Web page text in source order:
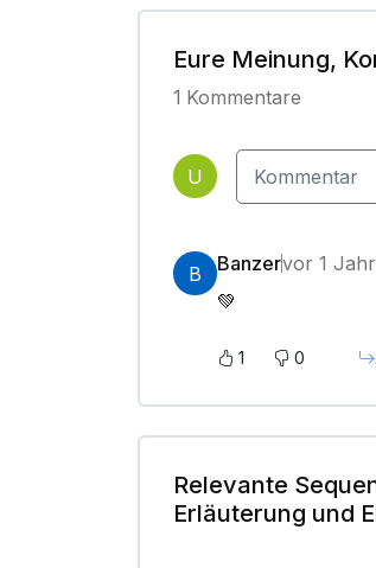
Eure Meinung,
1 Kommentare
U
B Banzervor 1 Jahr
💚
1 0
Relevante
Erläuterung und